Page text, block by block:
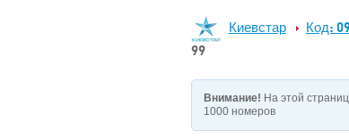
Киевстар Код:
99
Внимание! На этой
1000 номеров